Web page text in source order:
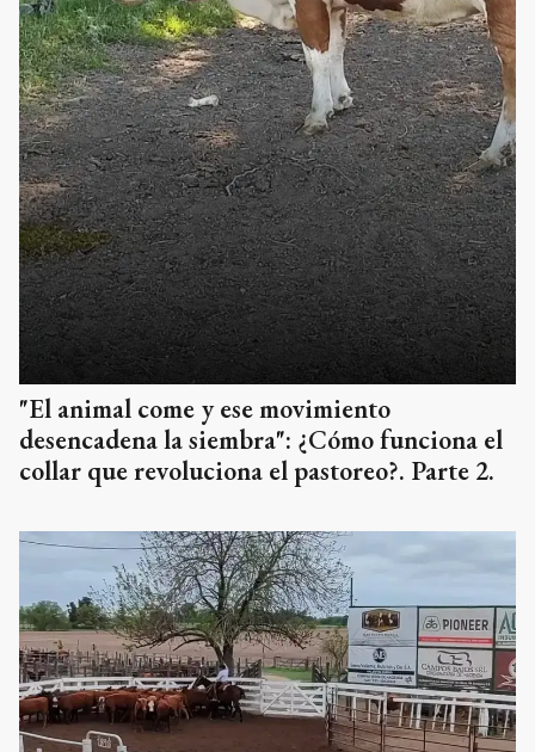
"El animal come y ese movimiento
desencadena la siembra": ¿Cómo funciona el
collar que revoluciona el pastoreo?. Parte 2.